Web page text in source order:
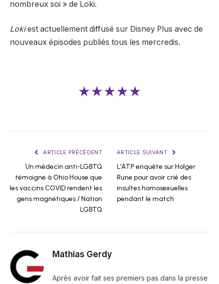
nombreux soi » de Loki.
Lokiest actuellement diffusé sur Disney Plus avec de
nouveaux épisodes publiés tous les mercredis.
★★★★★
ARTICLE PRÉCÉDENT
Un médecin anti-LGBTQ
témoigne à Ohio House que
les vaccins COVID rendent les
gens magnétiques / Nation
LGBTQ
ARTICLE SUIVANT
L’ATP enquête sur Holger
Rune pour avoir crié des
insultes homosexuelles
pendant le match
Mathias Gerdy
Après avoir fait ses premiers pas dans la presse